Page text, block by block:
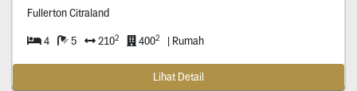
Fullerton Citraland
4 5 2102 4002 | Rumah
Lihat Detail